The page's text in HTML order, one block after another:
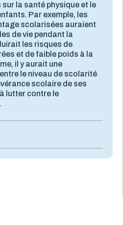
la santé physique et le
Par exemple, les
scolarisées auraient
de vie pendant la
les risques de
et de faible poids à la
il y aurait une
le niveau de scolarité
scolaire de ses
lutter contre le